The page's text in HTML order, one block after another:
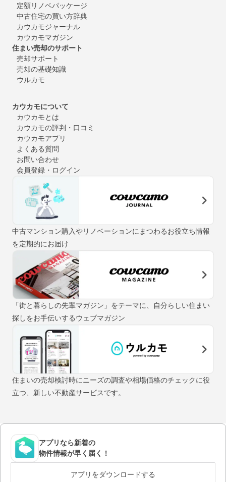
定額リノベパッケージ
中古住宅の買い方辞典
カウカモジャーナル
カウカモマガジン
住まい売却のサポート
売却サポート
売却の基礎知識
ウルカモ
カウカモについて
カウカモとは
カウカモの評判・口コミ
カウカモアプリ
よくある質問
お問い合わせ
会員登録・ログイン
中古マンション購入やリノベーションにまつわるお役立ち情報
を定期的にお届け
「街と暮らしの先輩マガジン」をテーマに、自分らしい住まい
探しをお手伝いするウェブマガジン
住まいの売却検討時にニーズの調査や相場価格のチェックに役
立つ、新しい不動産サービスです。
アプリなら新着の
物件情報が早く届く！
アプリをダウンロードする